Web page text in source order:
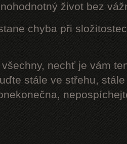
život bez
chyba při
nechť je vám
stále ve střehu,